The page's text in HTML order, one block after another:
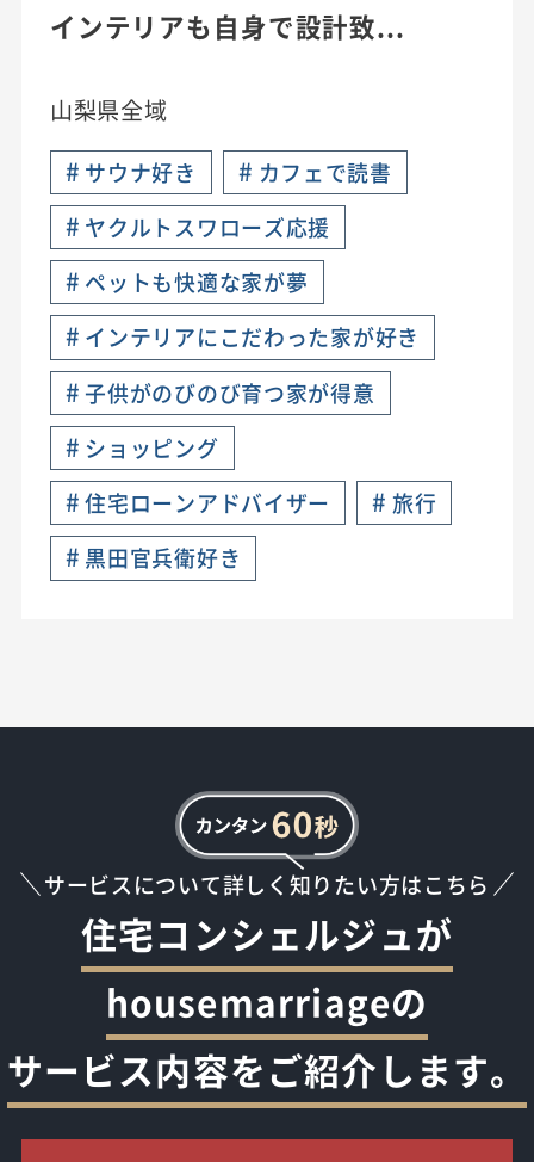
インテリアも自身で設計致...
山梨県全域
# サウナ好き # カフェで読書
# ヤクルトスワローズ応援
# ペットも快適な家が夢
# インテリアにこだわった家が好き
# 子供がのびのび育つ家が得意
# ショッピング
# 住宅ローンアドバイザー # 旅行
# 黒田官兵衛好き
サービスについて詳しく知りたい方はこちら
住宅コンシェルジュが
housemarriageの
サービス内容をご紹介します。